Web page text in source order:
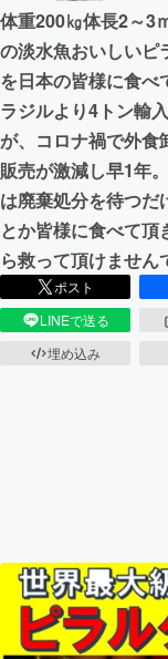
CAMPFIRE
CAMPFIRE
体重200㎏体長2～3
の淡水魚おいしいピ
を日本の皆様に食べ
ラジルより4トン輸
が、コロナ禍で外食
販売が激減し早1年
は廃棄処分を待つだ
とか皆様に食べて頂
ら救って頂けません
ポスト
LINEで送る
埋め込み